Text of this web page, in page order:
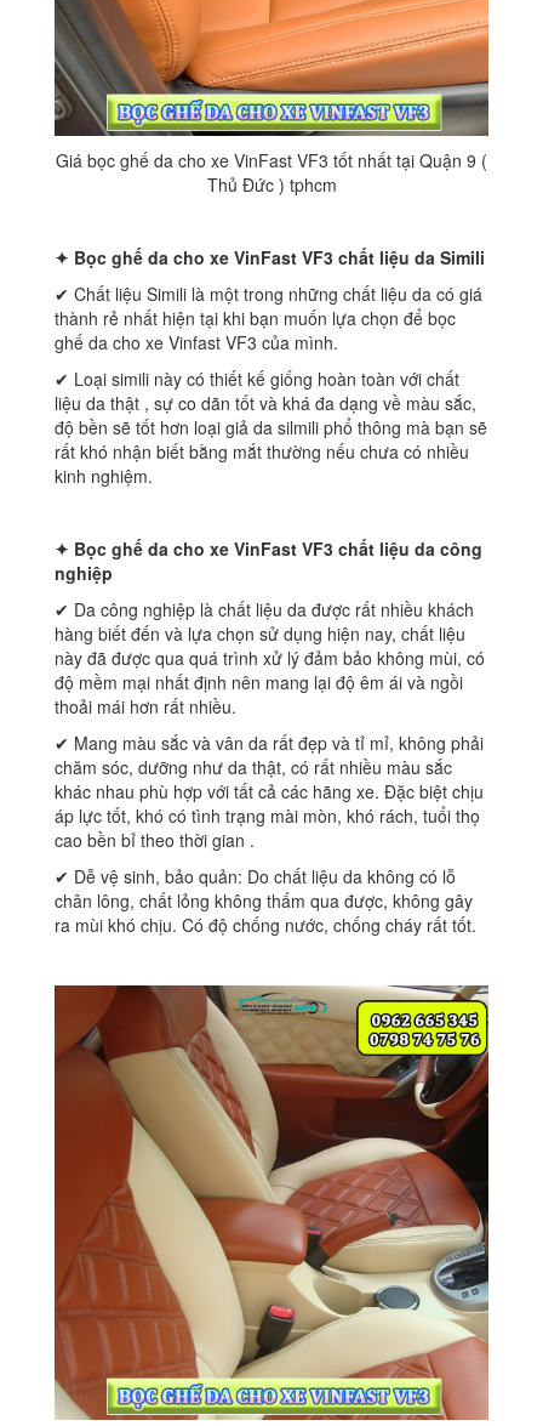
Giá bọc ghế da cho xe VinFast VF3 tốt nhất tại Quận 9 (
Thủ Đức ) tphcm
✦ Bọc ghế da cho xe VinFast VF3 chất liệu da Simili
✔ Chất liệu Simili là một trong những chất liệu da có giá
thành rẻ nhất hiện tại khi bạn muốn lựa chọn để bọc
ghế da cho xe Vinfast VF3 của mình.
✔ Loại simili này có thiết kế giống hoàn toàn với chất
liệu da thật , sự co dãn tốt và khá đa dạng về màu sắc,
độ bền sẽ tốt hơn loại giả da silmili phổ thông mà bạn sẽ
rất khó nhận biết bằng mắt thường nếu chưa có nhiều
kinh nghiệm.
✦ Bọc ghế da cho xe VinFast VF3 chất liệu da công
nghiệp
✔ Da công nghiệp là chất liệu da được rất nhiều khách
hàng biết đến và lựa chọn sử dụng hiện nay, chất liệu
này đã được qua quá trình xử lý đảm bảo không mùi, có
độ mềm mại nhất định nên mang lại độ êm ái và ngồi
thoải mái hơn rất nhiều.
✔ Mang màu sắc và vân da rất đẹp và tỉ mỉ, không phải
chăm sóc, dưỡng như da thật, có rất nhiều màu sắc
khác nhau phù hợp với tất cả các hãng xe. Đặc biệt chịu
áp lực tốt, khó có tình trạng mài mòn, khó rách, tuổi thọ
cao bền bỉ theo thời gian .
✔ Dễ vệ sinh, bảo quản: Do chất liệu da không có lỗ
chân lông, chất lỏng không thấm qua được, không gây
ra mùi khó chịu. Có độ chống nước, chống cháy rất tốt.